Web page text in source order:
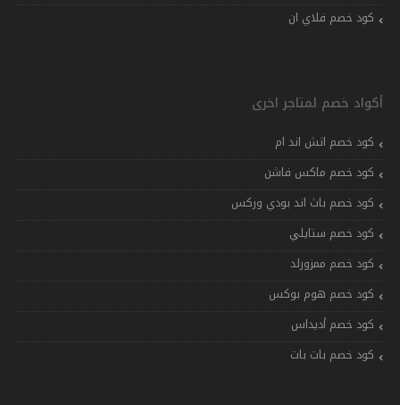
كود خصم فلاي ان
أكواد خصم لمتاجر اخرى
كود خصم اتش اند ام
كود خصم ماكس فاشن
كود خصم باث اند بودي وركس
كود خصم ستايلي
كود خصم ممزورلد
كود خصم هوم بوكس
كود خصم أديداس
كود خصم بات بات